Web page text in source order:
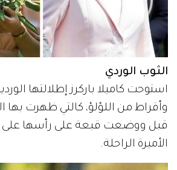
الثوب الوردي
استوحت كاميلا باركرز إطلالتها
وأقراط من اللؤلؤ، كالتي ظهرت بها
قبل ووضعت قبعة على رأسها على
الأميرة الراحلة.